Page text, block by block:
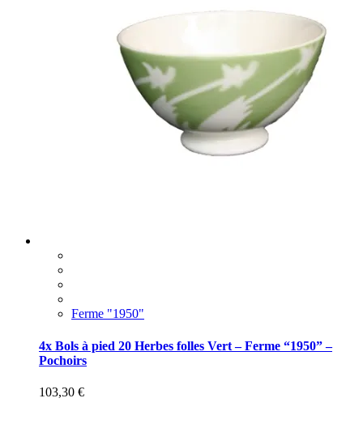
Ferme "1950"
4x Bols à pied 20 Herbes folles Vert – Ferme “1950” –
Pochoirs
103,30 €